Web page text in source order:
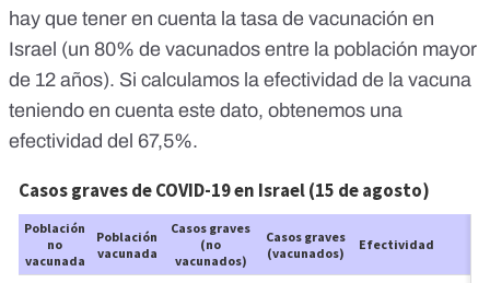
hay que tener en cuenta la tasa de vacunación en
Israel (un 80% de vacunados entre la población mayor
de 12 años). Si calculamos la efectividad de la vacuna
teniendo en cuenta este dato, obtenemos una
efectividad del 67,5%.